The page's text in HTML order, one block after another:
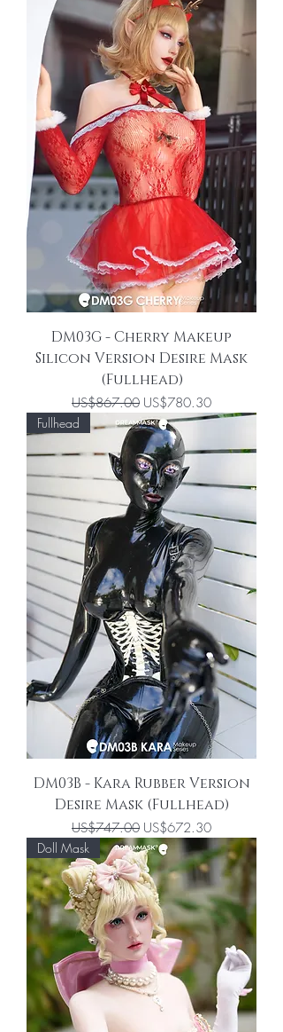
DM03G - Cherry Makeup
Silicon Version Desire Mask
(Fullhead)
一般價格
US$867.00 促銷價格
US$780.30
Fullhead
DM03B - Kara Rubber Version
Desire Mask (Fullhead)
一般價格
US$747.00 促銷價格
US$672.30
Doll Mask